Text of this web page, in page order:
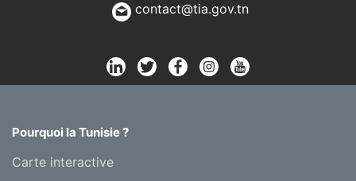
contact@tia.gov.tn
Pourquoi la Tunisie ?
Carte interactive